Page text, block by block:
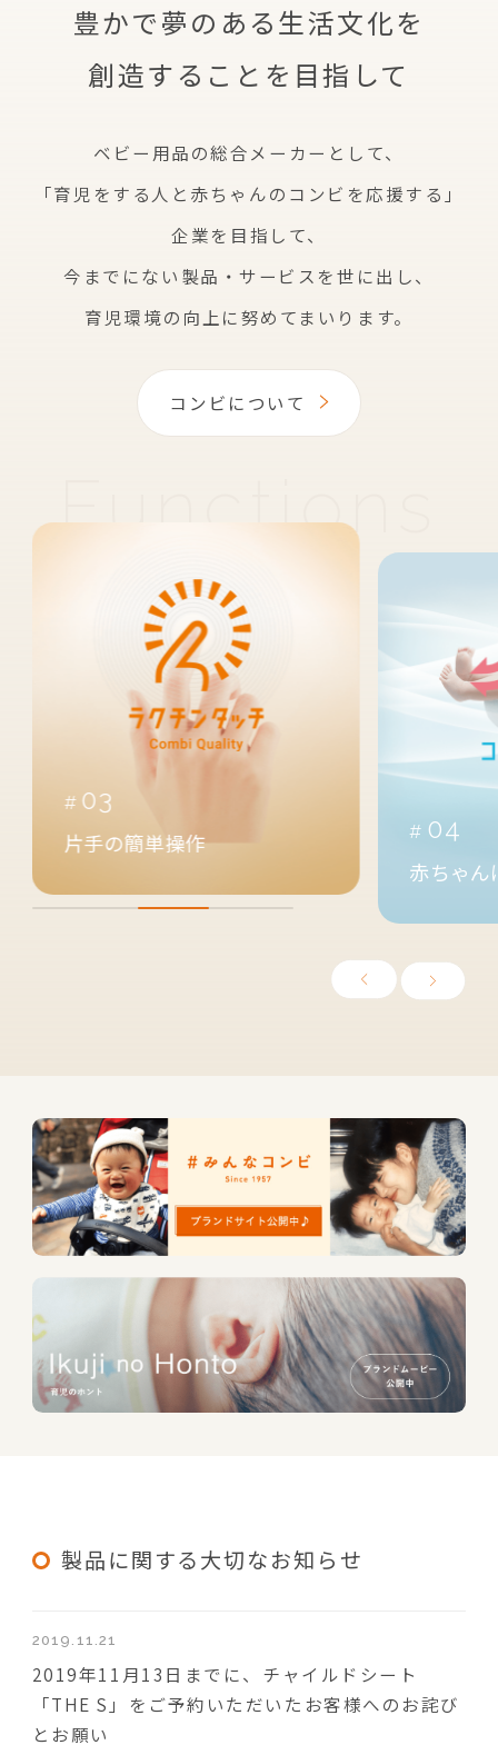
豊かで夢のある生活文化を
創造することを目指して
ベビー用品の総合メーカーとして、
「育児をする人と赤ちゃんのコンビを応援する」
企業を 目指して、
今までにない製品・サービスを世に出し、
育児環境の向上に努めてまいります。
コンビについて
04
製品に関する大切なお知らせ
2019.11.21
2019年11月13日までに、チャイルドシート
「THE S」をご予約いただいたお客様へのお詫び
とお願い